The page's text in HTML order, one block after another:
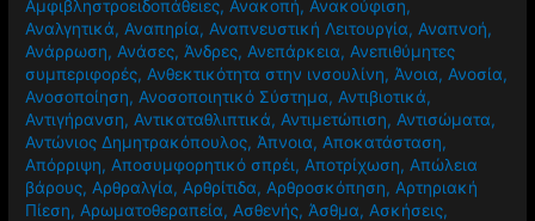
Αμφιβληστροειδοπάθειες, Ανακοπή, Ανακούφιση,
Αναλγητικά, Αναπηρία, Αναπνευστική Λειτουργία, Αναπνοή,
Ανάρρωση, Ανάσες, Άνδρες, Ανεπάρκεια, Ανεπιθύμητες
συμπεριφορές, Ανθεκτικότητα στην ινσουλίνη, Άνοια, Ανοσία,
Ανοσοποίηση, Ανοσοποιητικό Σύστημα, Αντιβιοτικά,
Αντιγήρανση, Αντικαταθλιπτικά, Αντιμετώπιση, Αντισώματα,
Αντώνιος Δημητρακόπουλος, Άπνοια, Αποκατάσταση,
Απόρριψη, Αποσυμφορητικό σπρέι, Αποτρίχωση, Απώλεια
βάρους, Αρθραλγία, Αρθρίτιδα, Αρθροσκόπηση, Αρτηριακή
Πίεση, Αρωματοθεραπεία, Ασθενής, Άσθμα, Ασκήσεις,